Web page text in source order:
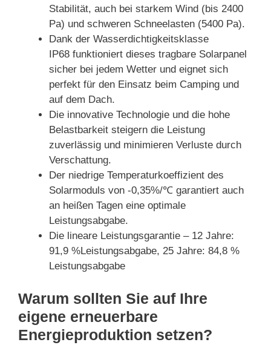
Stabilität, auch bei starkem Wind (bis 2400
Pa) und schweren Schneelasten (5400 Pa).
Dank der Wasserdichtigkeitsklasse
IP68 funktioniert dieses tragbare Solarpanel
sicher bei jedem Wetter und eignet sich
perfekt für den Einsatz beim Camping und
auf dem Dach.
Die innovative Technologie und die hohe
Belastbarkeit steigern die Leistung
zuverlässig und minimieren Verluste durch
Verschattung.
Der niedrige Temperaturkoeffizient des
Solarmoduls von -0,35%/℃ garantiert auch
an heißen Tagen eine optimale
Leistungsabgabe.
Die lineare Leistungsgarantie – 12 Jahre:
91,9 %Leistungsabgabe, 25 Jahre: 84,8 %
Leistungsabgabe
Warum sollten Sie auf Ihre
eigene erneuerbare
Energieproduktion setzen?